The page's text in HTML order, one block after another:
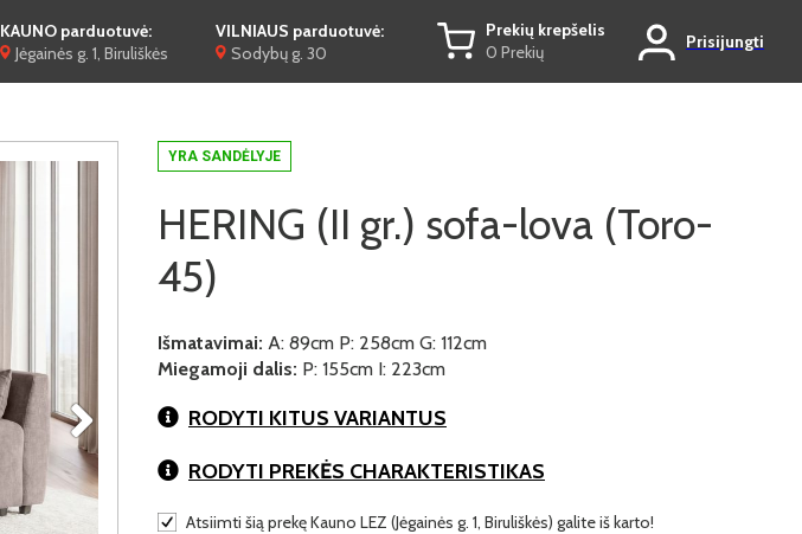
KAUNO parduotuvė:
Jėgainės g. 1, Biruliškės
VILNIAUS parduotuvė:
Sodybų g. 30
Prekių krepšelis
0 Prekių
Prisijungti
YRA SANDĖLYJE
HERING (II gr.) sofa-lova (Toro-
45)
Išmatavimai: A: 89cm P: 258cm G: 112cm
Miegamoji dalis: P: 155cm I: 223cm
RODYTI KITUS VARIANTUS
RODYTI PREKĖS CHARAKTERISTIKAS
Atsiimti šią prekę Kauno LEZ (Jėgainės g. 1, Biruliškės) galite iš karto!